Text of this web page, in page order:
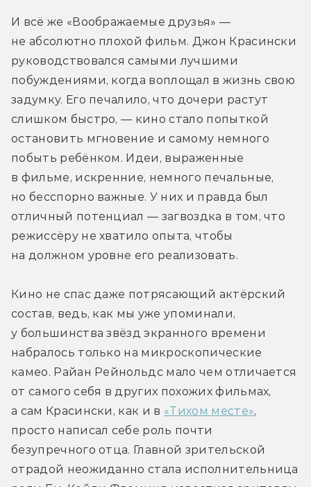
И всё же «Воображаемые друзья» —
не абсолютно плохой фильм. Джон Красински
руководствовался самыми лучшими
побуждениями, когда воплощал в жизнь свою
задумку. Его печалило, что дочери растут
слишком быстро, — кино стало попыткой
остановить мгновение и самому немного
побыть ребёнком. Идеи, выраженные
в фильме, искренние, немного печальные,
но бесспорно важные. У них и правда был
отличный потенциал — загвоздка в том, что
режиссёру не хватило опыта, чтобы
на должном уровне его реализовать.
Кино не спас даже потрясающий актёрский
состав, ведь, как мы уже упоминали,
у большинства звёзд экранного времени
набралось только на микроскопические
камео. Райан Рейнольдс мало чем отличается
от самого себя в других похожих фильмах,
а сам Красински, как и в «Тихом месте»,
просто написал себе роль почти
безупречного отца. Главной зрительской
отрадой неожиданно стала исполнительница